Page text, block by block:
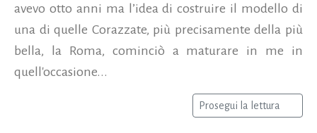
avevo otto anni ma l’idea di costruire il modello di
una di quelle Corazzate, più precisamente della più
bella, la Roma, cominciò a maturare in me in
quell'occasione...
Prosegui la lettura